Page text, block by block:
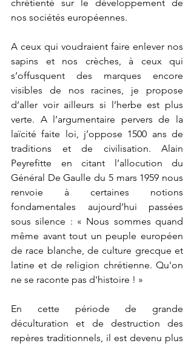
chrétienté sur le développement de
nos sociétés européennes.
A ceux qui voudraient faire enlever nos
sapins et nos crèches, à ceux qui
s’offusquent des marques encore
visibles de nos racines, je propose
d’aller voir ailleurs si l’herbe est plus
verte. A l’argumentaire pervers de la
laïcité faite loi, j’oppose 1500 ans de
traditions et de civilisation. Alain
Peyrefitte en citant l’allocution du
Général De Gaulle du 5 mars 1959 nous
renvoie à certaines notions
fondamentales aujourd’hui passées
sous silence : « Nous sommes quand
même avant tout un peuple européen
de race blanche, de culture grecque et
latine et de religion chrétienne. Qu'on
ne se raconte pas d'histoire ! »
En cette période de grande
déculturation et de destruction des
repères traditionnels, il est devenu plus